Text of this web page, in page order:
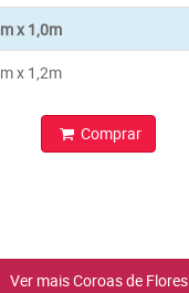
x 1,0m
x 1,2m
Comprar
Ver mais Coroas de Flores